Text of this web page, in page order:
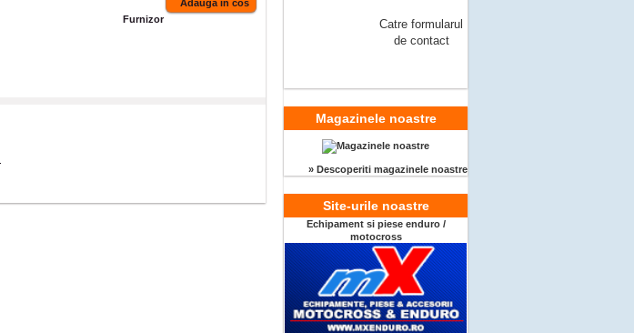
Furnizor
Catre formularul
de contact
Magazinele noastre
» Descoperiti magazinele noastre
Site-urile noastre
Echipament si piese enduro /
motocross